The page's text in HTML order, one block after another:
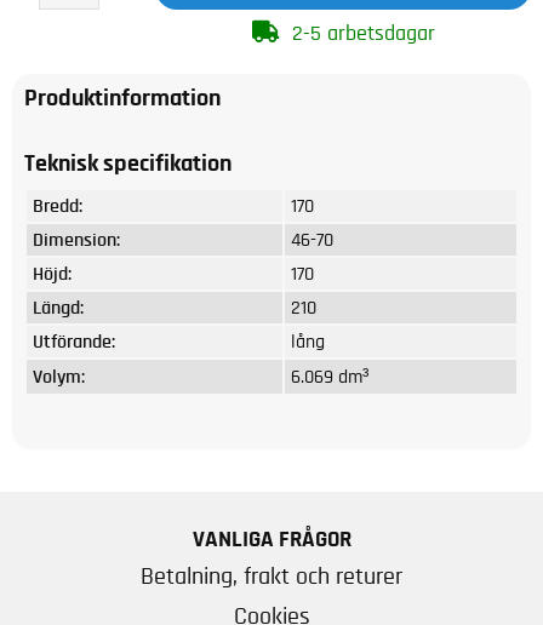
2-5 arbetsdagar
Produktinformation
Teknisk specifikation
Bredd:
170
Dimension:
46-70
Höjd:
170
Längd:
210
Utförande:
lång
Volym:
6.069 dm³
VANLIGA FRÅGOR
Betalning, frakt och returer
Cookies